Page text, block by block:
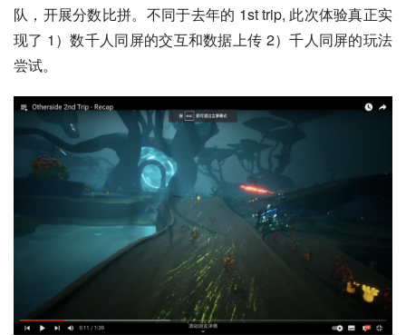
队，开展分数比拼。不同于去年的 1st trip, 此次体验真正实
现了 1）数千人同屏的交互和数据上传 2）千人同屏的玩法
尝试。